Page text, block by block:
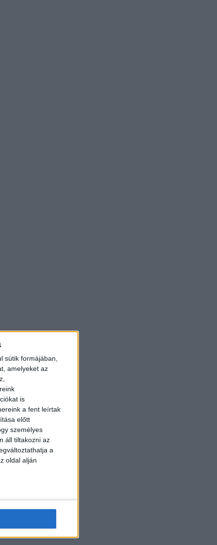
sütik formájában,
amelyeket az
is
a fent leírtak
előtt
személyes
áll tiltakozni az
a
oldal alján